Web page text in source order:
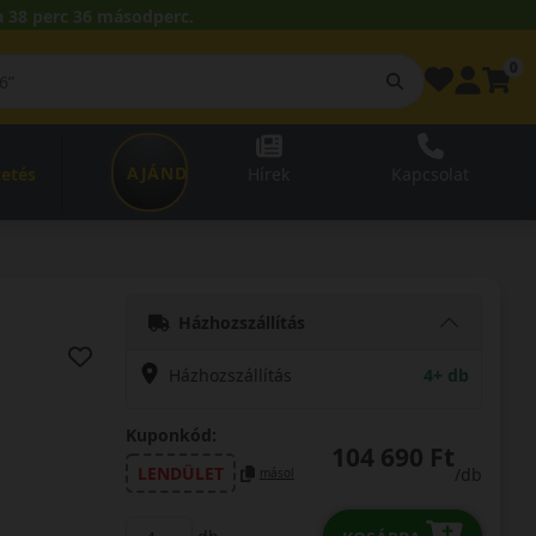
38 perc 35 másodperc.
AJÁNDÉKUTALVÁNY
Házhozszállítás
Házhozszállítás 4+ db
Kuponkód:
LENDÜLET
másol 104 690 Ft
/db